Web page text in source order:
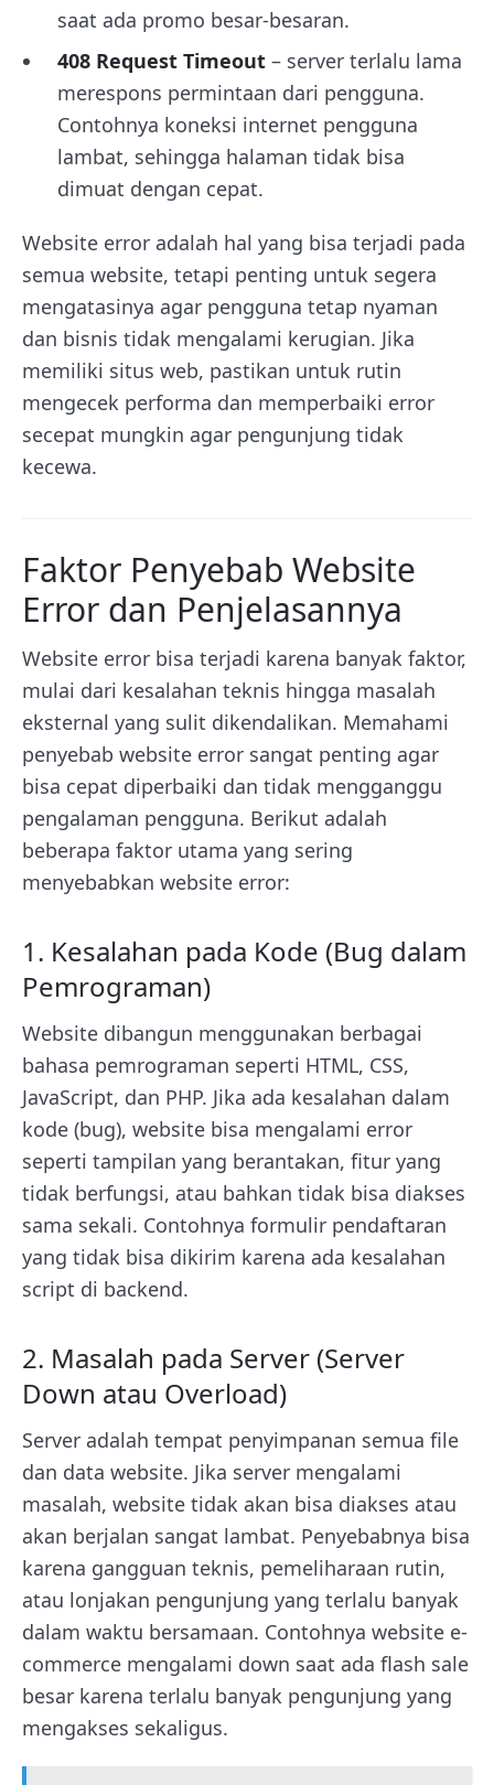
saat ada promo besar-besaran.
408 Request Timeout – server terlalu lama
merespons permintaan dari pengguna.
Contohnya koneksi internet pengguna
lambat, sehingga halaman tidak bisa
dimuat dengan cepat.
Website error adalah hal yang bisa terjadi pada
semua website, tetapi penting untuk segera
mengatasinya agar pengguna tetap nyaman
dan bisnis tidak mengalami kerugian. Jika
memiliki situs web, pastikan untuk rutin
mengecek performa dan memperbaiki error
secepat mungkin agar pengunjung tidak
kecewa.
Faktor Penyebab Website
Error dan Penjelasannya
Website error bisa terjadi karena banyak faktor,
mulai dari kesalahan teknis hingga masalah
eksternal yang sulit dikendalikan. Memahami
penyebab website error sangat penting agar
bisa cepat diperbaiki dan tidak mengganggu
pengalaman pengguna. Berikut adalah
beberapa faktor utama yang sering
menyebabkan website error:
1. Kesalahan pada Kode (Bug dalam
Pemrograman)
Website dibangun menggunakan berbagai
bahasa pemrograman seperti HTML, CSS,
JavaScript, dan PHP. Jika ada kesalahan dalam
kode (bug), website bisa mengalami error
seperti tampilan yang berantakan, fitur yang
tidak berfungsi, atau bahkan tidak bisa diakses
sama sekali. Contohnya formulir pendaftaran
yang tidak bisa dikirim karena ada kesalahan
script di backend.
2. Masalah pada Server (Server
Down atau Overload)
Server adalah tempat penyimpanan semua file
dan data website. Jika server mengalami
masalah, website tidak akan bisa diakses atau
akan berjalan sangat lambat. Penyebabnya bisa
karena gangguan teknis, pemeliharaan rutin,
atau lonjakan pengunjung yang terlalu banyak
dalam waktu bersamaan. Contohnya website e-
commerce mengalami down saat ada flash sale
besar karena terlalu banyak pengunjung yang
mengakses sekaligus.